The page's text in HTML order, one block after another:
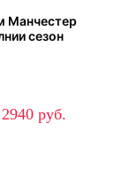
Манчестер
сезон
2940